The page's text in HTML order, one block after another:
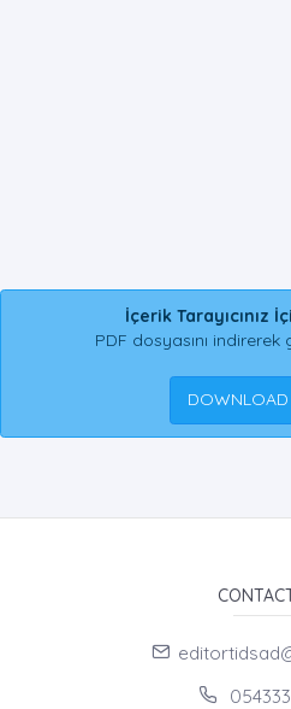
İçerik Tarayıcınız
PDF dosyasını indirerek